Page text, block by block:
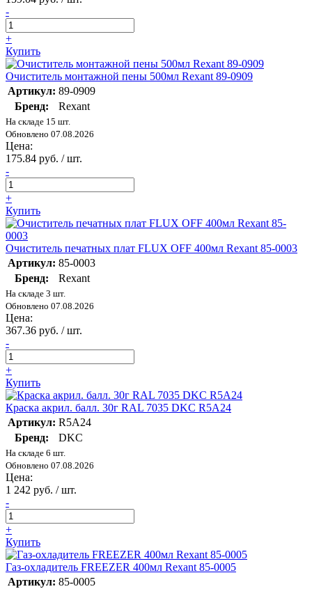
-
+
Купить
Очиститель монтажной пены 500мл Rexant 89-0909
Артикул: 89-0909
Бренд:
Rexant
На складе 15 шт.
Обновлено 07.08.2026
Цена:
175.84 руб. / шт.
-
+
Купить
Очиститель печатных плат FLUX OFF 400мл Rexant 85-0003
Артикул: 85-0003
Бренд:
Rexant
На складе 3 шт.
Обновлено 07.08.2026
Цена:
367.36 руб. / шт.
-
+
Купить
Краска акрил. балл. 30г RAL 7035 DKC R5A24
Артикул: R5A24
Бренд:
DKC
На складе 6 шт.
Обновлено 07.08.2026
Цена:
1 242 руб. / шт.
-
+
Купить
Газ-охладитель FREEZER 400мл Rexant 85-0005
Артикул: 85-0005